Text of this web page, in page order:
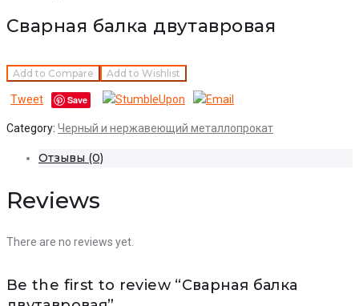
Сварная балка двутавровая
Add to Compare Add to Wishlist
Tweet Save
Category: Черный и нержавеющий металлопрокат
Отзывы (0)
Reviews
There are no reviews yet.
Be the first to review “Сварная балка